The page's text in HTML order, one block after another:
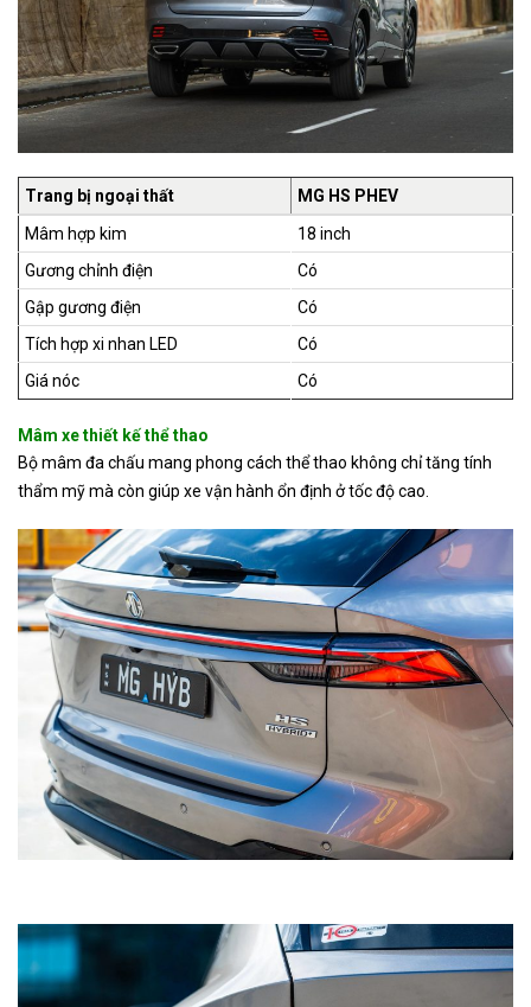
Trang bị ngoại thất
MG HS PHEV
Mâm hợp kim
18 inch
Gương chỉnh điện
Có
Gập gương điện
Có
Tích hợp xi nhan LED
Có
Giá nóc
Có
Mâm xe thiết kế thể thao
Bộ mâm đa chấu mang phong cách thể thao không chỉ tăng tính
thẩm mỹ mà còn giúp xe vận hành ổn định ở tốc độ cao.